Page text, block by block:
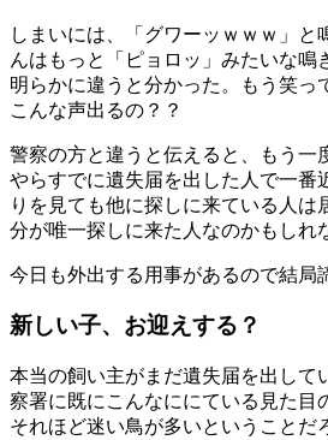
しまいには、「グワーッｗｗｗ」と
んはもっと「ピョロッ」みたいな鳴
明らかに違うと分かった。もう笑っ
こんな声出るの？？
警察の方と違うと伝えると、もう一
やらすでに遺失届を出した人で一番
りを見ても他に探しに来ている人は
分が唯一探しに来た人なのかもしれ
今日も外出する用事があるので結局
新しい子、お迎えする？
本当の飼い主がまだ遺失届を出して
察署に既にこんなににている見た目
それほど迷い鳥が多いということだ